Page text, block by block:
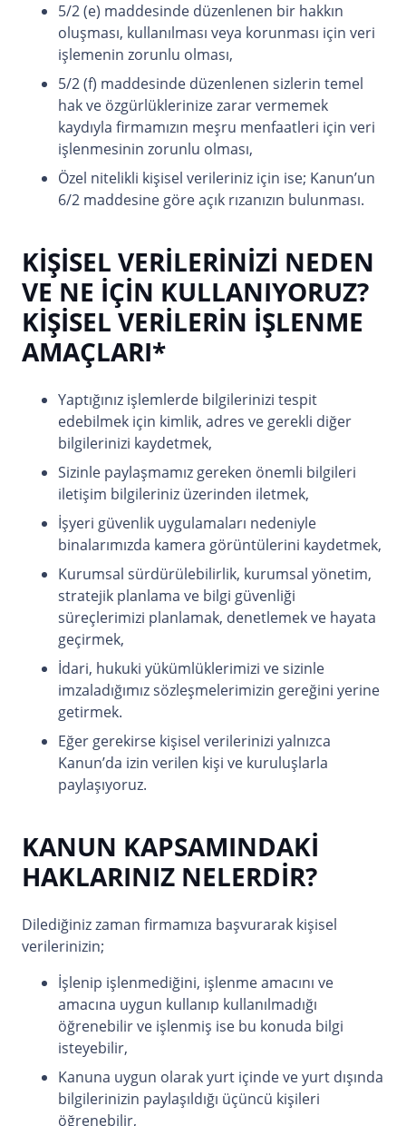
5/2 (e) maddesinde düzenlenen bir hakkın
oluşması, kullanılması veya korunması için veri
işlemenin zorunlu olması,
5/2 (f) maddesinde düzenlenen sizlerin temel
hak ve özgürlüklerinize zarar vermemek
kaydıyla firmamızın meşru menfaatleri için veri
işlenmesinin zorunlu olması,
Özel nitelikli kişisel verileriniz için ise; Kanun’un
6/2 maddesine göre açık rızanızın bulunması.
KİŞİSEL VERİLERİNİZİ NEDEN
VE NE İÇİN KULLANIYORUZ?
KİŞİSEL VERİLERİN İŞLENME
AMAÇLARI*
Yaptığınız işlemlerde bilgilerinizi tespit
edebilmek için kimlik, adres ve gerekli diğer
bilgilerinizi kaydetmek,
Sizinle paylaşmamız gereken önemli bilgileri
iletişim bilgileriniz üzerinden iletmek,
İşyeri güvenlik uygulamaları nedeniyle
binalarımızda kamera görüntülerini kaydetmek,
Kurumsal sürdürülebilirlik, kurumsal yönetim,
stratejik planlama ve bilgi güvenliği
süreçlerimizi planlamak, denetlemek ve hayata
geçirmek,
İdari, hukuki yükümlüklerimizi ve sizinle
imzaladığımız sözleşmelerimizin gereğini yerine
getirmek.
Eğer gerekirse kişisel verilerinizi yalnızca
Kanun’da izin verilen kişi ve kuruluşlarla
paylaşıyoruz.
KANUN KAPSAMINDAKİ
HAKLARINIZ NELERDİR?
Dilediğiniz zaman firmamıza başvurarak kişisel
verilerinizin;
İşlenip işlenmediğini, işlenme amacını ve
amacına uygun kullanıp kullanılmadığı
öğrenebilir ve işlenmiş ise bu konuda bilgi
isteyebilir,
Kanuna uygun olarak yurt içinde ve yurt dışında
bilgilerinizin paylaşıldığı üçüncü kişileri
öğrenebilir,